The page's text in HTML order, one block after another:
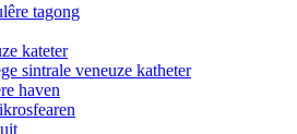
tagong
kateter
sintrale veneuze katheter
haven